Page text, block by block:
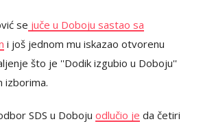
se juče u Doboju sastao sa
i još jednom mu iskazao otvorenu
što je ''Dodik izgubio u Doboju''
izborima.
SDS u Doboju odlučio je da četiri